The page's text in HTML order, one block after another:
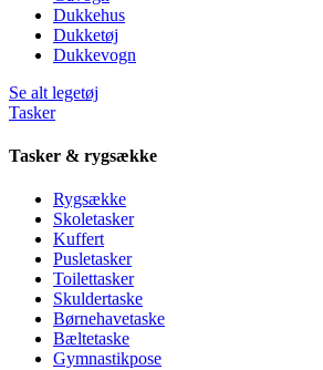
Dukkehus
Dukketøj
Dukkevogn
Se alt legetøj
Tasker
Tasker & rygsække
Rygsække
Skoletasker
Kuffert
Pusletasker
Toilettasker
Skuldertaske
Børnehavetaske
Bæltetaske
Gymnastikpose